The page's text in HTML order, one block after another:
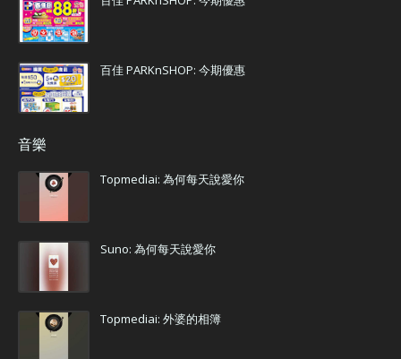
百佳 PARKnSHOP: 今期優惠
音樂
Topmediai: 為何每天說愛你
Suno: 為何每天說愛你
Topmediai: 外婆的相簿